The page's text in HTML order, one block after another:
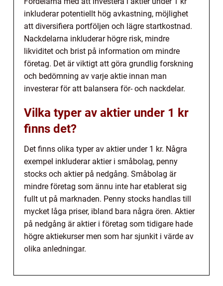
inkluderar potentiellt hög avkastning, möjlighet
att diversifiera portföljen och lägre startkostnad.
Nackdelarna inkluderar högre risk, mindre
likviditet och brist på information om mindre
företag. Det är viktigt att göra grundlig forskning
och bedömning av varje aktie innan man
investerar för att balansera för- och nackdelar.
Vilka typer av aktier under 1 kr
finns det?
Det finns olika typer av aktier under 1 kr. Några
exempel inkluderar aktier i småbolag, penny
stocks och aktier på nedgång. Småbolag är
mindre företag som ännu inte har etablerat sig
fullt ut på marknaden. Penny stocks handlas till
mycket låga priser, ibland bara några ören. Aktier
på nedgång är aktier i företag som tidigare hade
högre aktiekurser men som har sjunkit i värde av
olika anledningar.